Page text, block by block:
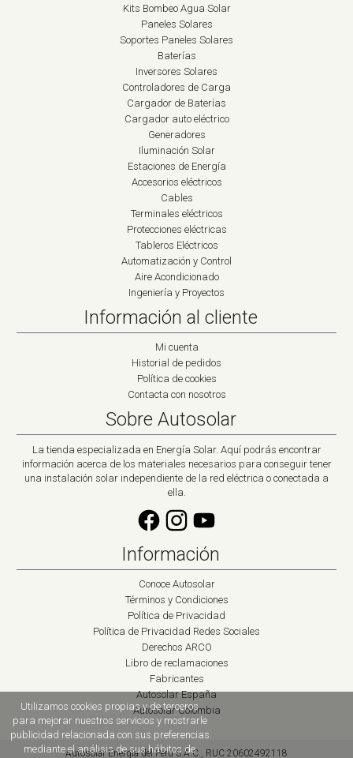
Kits Bombeo Agua Solar
Paneles Solares
Soportes Paneles Solares
Baterías
Inversores Solares
Controladores de Carga
Cargador de Baterías
Cargador auto eléctrico
Generadores
Iluminación Solar
Estaciones de Energía
Accesorios eléctricos
Cables
Terminales eléctricos
Protecciones eléctricas
Tableros Eléctricos
Automatización y Control
Aire Acondicionado
Ingeniería y Proyectos
Información al cliente
Mi cuenta
Historial de pedidos
Política de cookies
Contacta con nosotros
Sobre Autosolar
La tienda especializada en Energía Solar. Aquí podrás encontrar
información acerca de los materiales necesarios para conseguir tener
una instalación solar independiente de la red eléctrica o conectada a
ella.
Información
Conoce Autosolar
Términos y Condiciones
Política de Privacidad
Política de Privacidad Redes Sociales
Derechos ARCO
Libro de reclamaciones
Fabricantes
Autosolar España
Autosolar Colombia
Autosolar Energía del Perú S.A.C., RUC 20602492118
Utilizamos cookies propias y de terceros
para mejorar nuestros servicios y mostrarle
publicidad relacionada con sus preferencias
mediante el análisis de sus hábitos de